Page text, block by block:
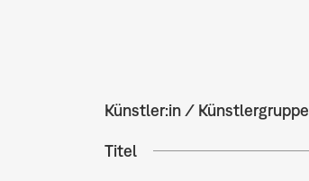
Künstler:in / Künstlergruppe
Titel